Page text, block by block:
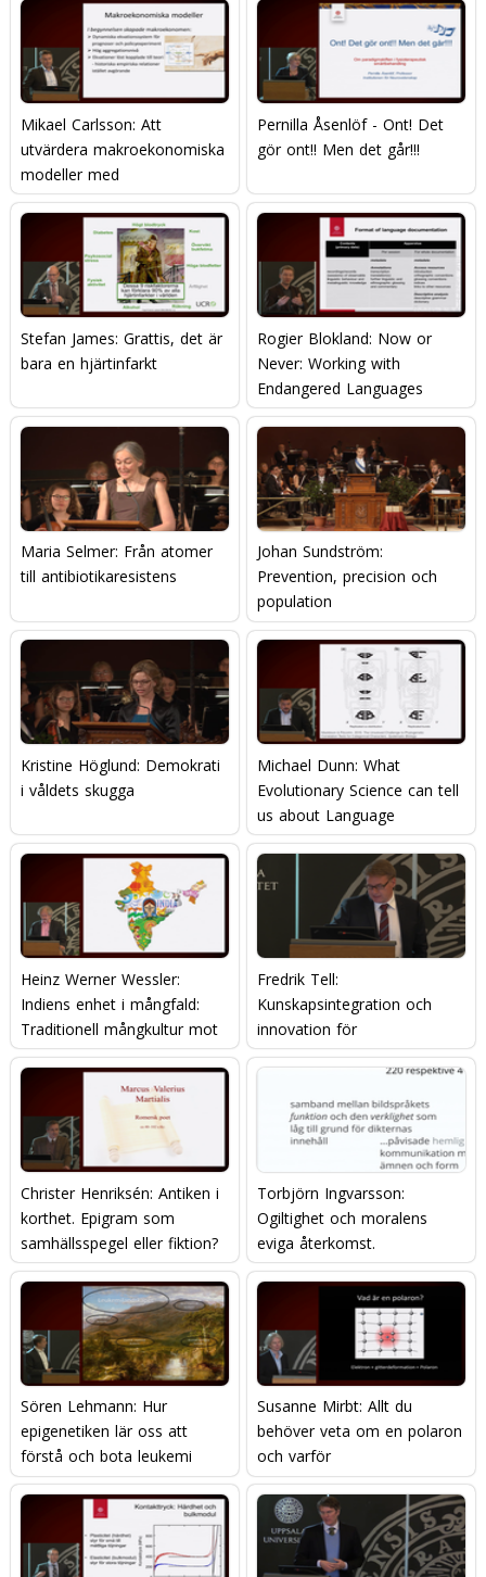
Mikael Carlsson: Att
utvärdera makroekonomiska
modeller med
mikroekonomisk data
Pernilla Åsenlöf - Ont! Det
gör ont!! Men det går!!!
Stefan James: Grattis, det är
bara en hjärtinfarkt
Rogier Blokland: Now or
Never: Working with
Endangered Languages
Maria Selmer: Från atomer
till antibiotikaresistens
Johan Sundström:
Prevention, precision och
population
Kristine Höglund: Demokrati
i våldets skugga
Michael Dunn: What
Evolutionary Science can tell
us about Language
Heinz Werner Wessler:
Indiens enhet i mångfald:
Traditionell mångkultur mot
modern nationalism?
Fredrik Tell:
Kunskapsintegration och
innovation för
konkurrenskraft
Christer Henriksén: Antiken i
korthet. Epigram som
samhällsspegel eller fiktion?
Torbjörn Ingvarsson:
Ogiltighet och moralens
eviga återkomst.
Sören Lehmann: Hur
epigenetiken lär oss att
förstå och bota leukemi
Susanne Mirbt: Allt du
behöver veta om en polaron
och varför